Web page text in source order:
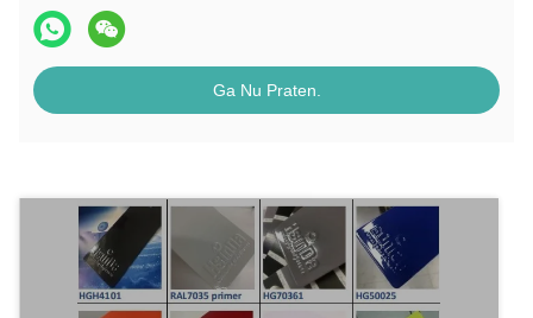
Ga Nu Praten.